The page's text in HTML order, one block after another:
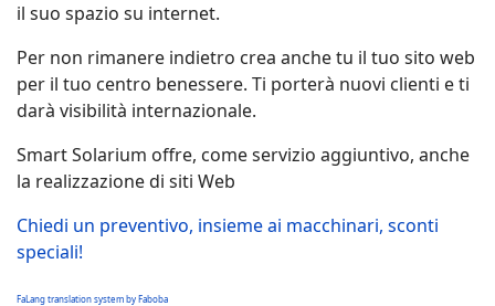
il suo spazio su internet.
Per non rimanere indietro crea anche tu il tuo sito web
per il tuo centro benessere. Ti porterà nuovi clienti e ti
darà visibilità internazionale.
Smart Solarium offre, come servizio aggiuntivo, anche
la realizzazione di siti Web
Chiedi un preventivo, insieme ai macchinari, sconti
speciali!
FaLang translation system by Faboba